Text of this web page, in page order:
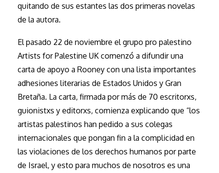
quitando de sus estantes las dos primeras novelas
de la autora.
El pasado 22 de noviembre el grupo pro palestino
Artists for Palestine UK comenzó a difundir una
carta de apoyo a Rooney con una lista importantes
adhesiones literarias de Estados Unidos y Gran
Bretaña. La carta, firmada por más de 70 escritorxs,
guionistxs y editorxs, comienza explicando que “los
artistas palestinos han pedido a sus colegas
internacionales que pongan fin a la complicidad en
las violaciones de los derechos humanos por parte
de Israel, y esto para muchos de nosotros es una